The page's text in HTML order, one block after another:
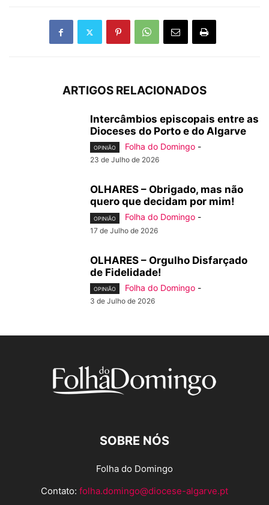
ARTIGOS RELACIONADOS
Intercâmbios episcopais entre as
Dioceses do Porto e do Algarve
OPINIÃO Folha do Domingo -
23 de Julho de 2026
OLHARES – Obrigado, mas não
quero que decidam por mim!
OPINIÃO Folha do Domingo -
17 de Julho de 2026
OLHARES – Orgulho Disfarçado
de Fidelidade!
OPINIÃO Folha do Domingo -
3 de Julho de 2026
SOBRE NÓS
Folha do Domingo
Contato: folha.domingo@diocese-algarve.pt